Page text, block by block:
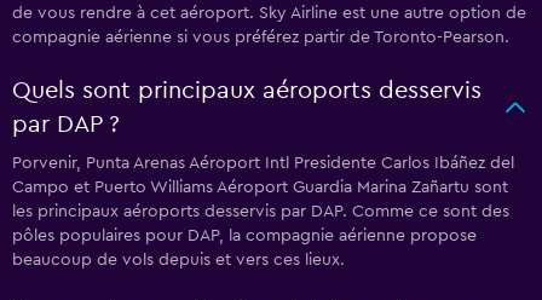
de vous rendre à cet aéroport. Sky Airline est une autre option de
compagnie aérienne si vous préférez partir de Toronto-Pearson.
Quels sont principaux aéroports desservis
par DAP ?
Porvenir, Punta Arenas Aéroport Intl Presidente Carlos Ibáñez del
Campo et Puerto Williams Aéroport Guardia Marina Zañartu sont
les principaux aéroports desservis par DAP. Comme ce sont des
pôles populaires pour DAP, la compagnie aérienne propose
beaucoup de vols depuis et vers ces lieux.